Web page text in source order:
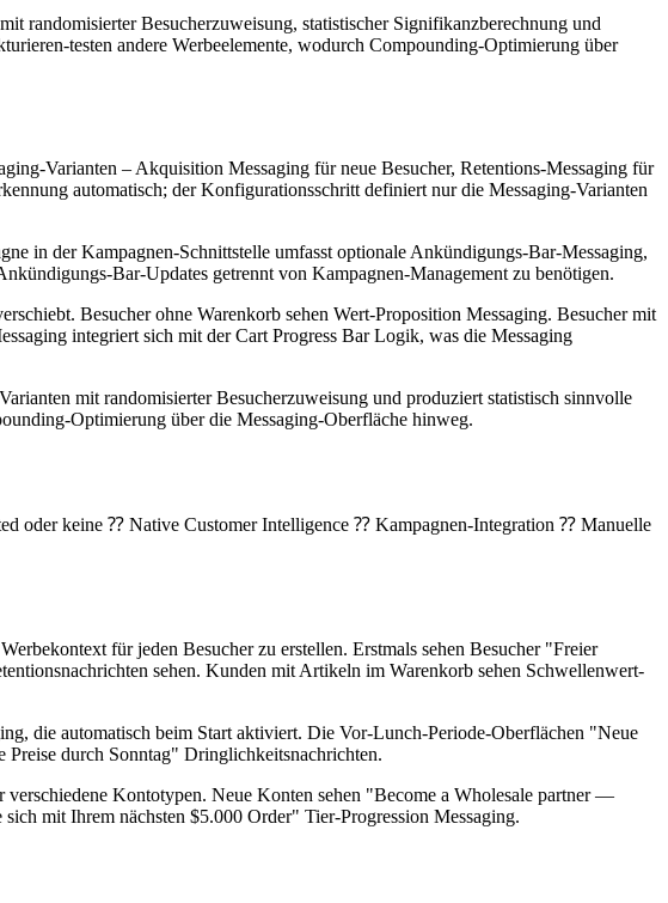
randomisierter Besucherzuweisung, statistischer Signifikanzberechnung und
testen andere Werbeelemente, wodurch Compounding-Optimierung über
Varianten – Akquisition Messaging für neue Besucher, Retentions-Messaging für
automatisch; der Konfigurationsschritt definiert nur die Messaging-Varianten
in der Kampagnen-Schnittstelle umfasst optionale Ankündigungs-Bar-Messaging,
Bar-Updates getrennt von Kampagnen-Management zu benötigen.
Besucher ohne Warenkorb sehen Wert-Proposition Messaging. Besucher mit
integriert sich mit der Cart Progress Bar Logik, was die Messaging
mit randomisierter Besucherzuweisung und produziert statistisch sinnvolle
Optimierung über die Messaging-Oberfläche hinweg.
keine ⁇ Native Customer Intelligence ⁇ Kampagnen-Integration ⁇ Manuelle
für jeden Besucher zu erstellen. Erstmals sehen Besucher "Freier
sehen. Kunden mit Artikeln im Warenkorb sehen Schwellenwert-
die automatisch beim Start aktiviert. Die Vor-Lunch-Periode-Oberflächen "Neue
durch Sonntag" Dringlichkeitsnachrichten.
Kontotypen. Neue Konten sehen "Become a Wholesale partner —
mit Ihrem nächsten $5.000 Order" Tier-Progression Messaging.